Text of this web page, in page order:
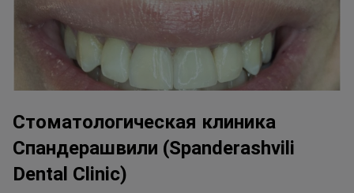
Стоматологическая клиника
Спандерашвили (Spanderashvili
Dental Clinic)